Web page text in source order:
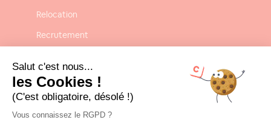
Relocation
Recrutement
Mentions légales
CGU-CGV
Salut c'est nous...
les Cookies !
(C'est obligatoire, désolé !)
Vous connaissez le RGPD ?